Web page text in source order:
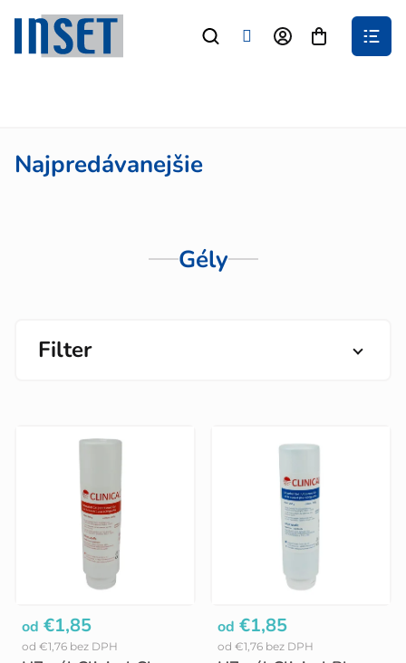
obsah
Nákupný
Gély
Filter
o
od €1,76 bez DPH
od €1,85
od €1,76 bez DPH
od €1,85
Najpredávanejšie